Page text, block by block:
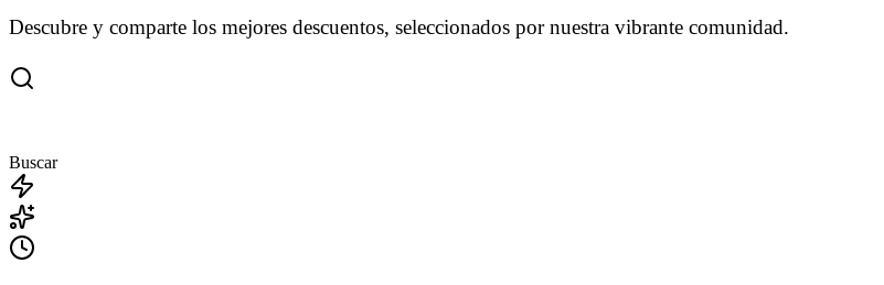
Descubre y comparte los mejores descuentos, seleccionados por nuestra vibrante comunidad.
Buscar